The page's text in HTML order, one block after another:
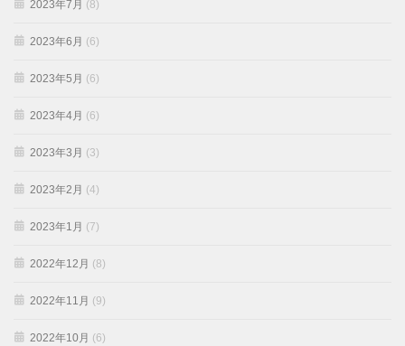
2023年7月 (8)
2023年6月 (6)
2023年5月 (6)
2023年4月 (6)
2023年3月 (3)
2023年2月 (4)
2023年1月 (7)
2022年12月 (8)
2022年11月 (9)
2022年10月 (6)